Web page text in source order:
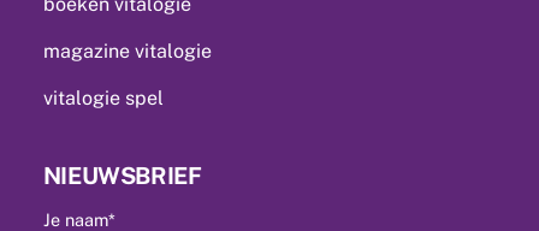
boeken vitalogie
magazine vitalogie
vitalogie spel
NIEUWSBRIEF
Je naam*